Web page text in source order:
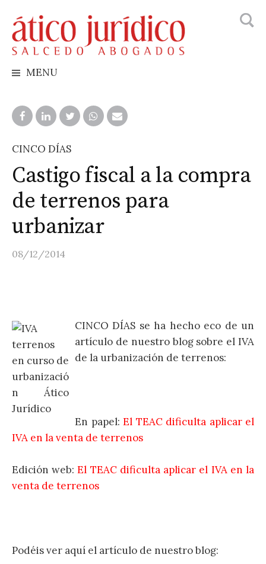
to
content
MENU
CINCO DÍAS
Castigo fiscal a la compra
de terrenos para
urbanizar
08/12/2014
CINCO DÍAS se ha hecho eco de un
artículo de nuestro blog sobre el IVA
de la urbanización de terrenos:
En papel: El TEAC dificulta aplicar el
IVA en la venta de terrenos
Edición web:El TEAC dificulta aplicar el IVA en la
venta de terrenos
Podéis ver aquí el artículo de nuestro blog: